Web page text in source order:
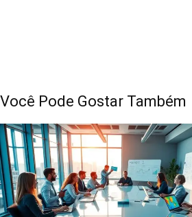
Você Pode Gostar Também